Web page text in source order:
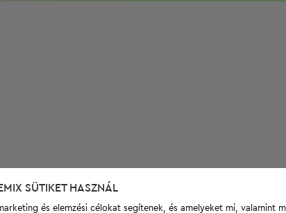
SÜTIKET HASZNÁL
és elemzési célokat segítenek, és amelyeket mi, valamint